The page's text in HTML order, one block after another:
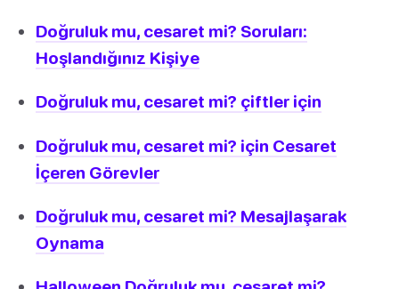
Doğruluk mu, cesaret mi? Soruları:
Hoşlandığınız Kişiye
Doğruluk mu, cesaret mi? çiftler için
Doğruluk mu, cesaret mi? için Cesaret
İçeren Görevler
Doğruluk mu, cesaret mi? Mesajlaşarak
Oynama